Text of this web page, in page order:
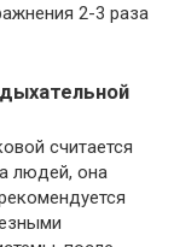
2-3 раза
считается
людей, она